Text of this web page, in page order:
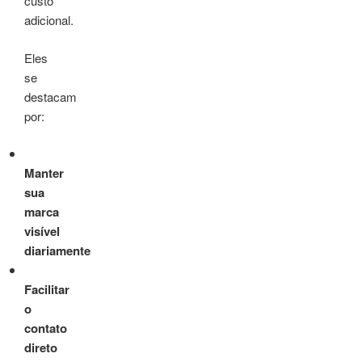
adicional.
Eles
se
destacam
por:
Manter
sua
marca
visível
diariamente
Facilitar
o
contato
direto